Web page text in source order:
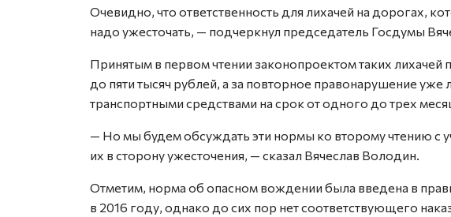
Очевидно, что ответственность для лихачей на дорогах,
надо ужесточать, — подчеркнул председатель Госдумы
Принятым в первом чтении законопроектом таких лихачей
до пяти тысяч рублей, а за повторное правонарушение уже
транспортными средствами на срок от одного до трех
— Но мы будем обсуждать эти нормы ко второму чтению с
их в сторону ужесточения, — сказал Вячеслав Володин.
Отметим, норма об опасном вождении была введена в
в 2016 году, однако до сих пор нет соответствующего